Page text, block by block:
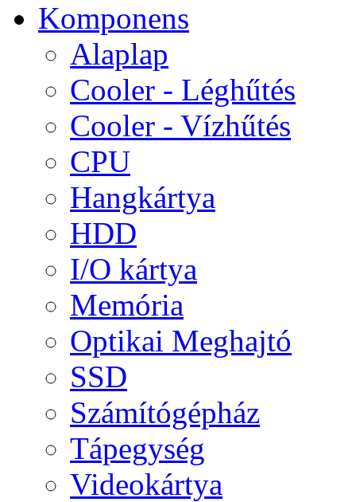
Komponens
Alaplap
Cooler - Léghűtés
Cooler - Vízhűtés
CPU
Hangkártya
HDD
I/O kártya
Memória
Optikai Meghajtó
SSD
Számítógépház
Tápegység
Videokártya